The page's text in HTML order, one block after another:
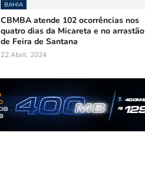
BAHIA
CBMBA atende 102 ocorrências nos
quatro dias da Micareta e no arrastão
de Feira de Santana
22 Abril, 2024